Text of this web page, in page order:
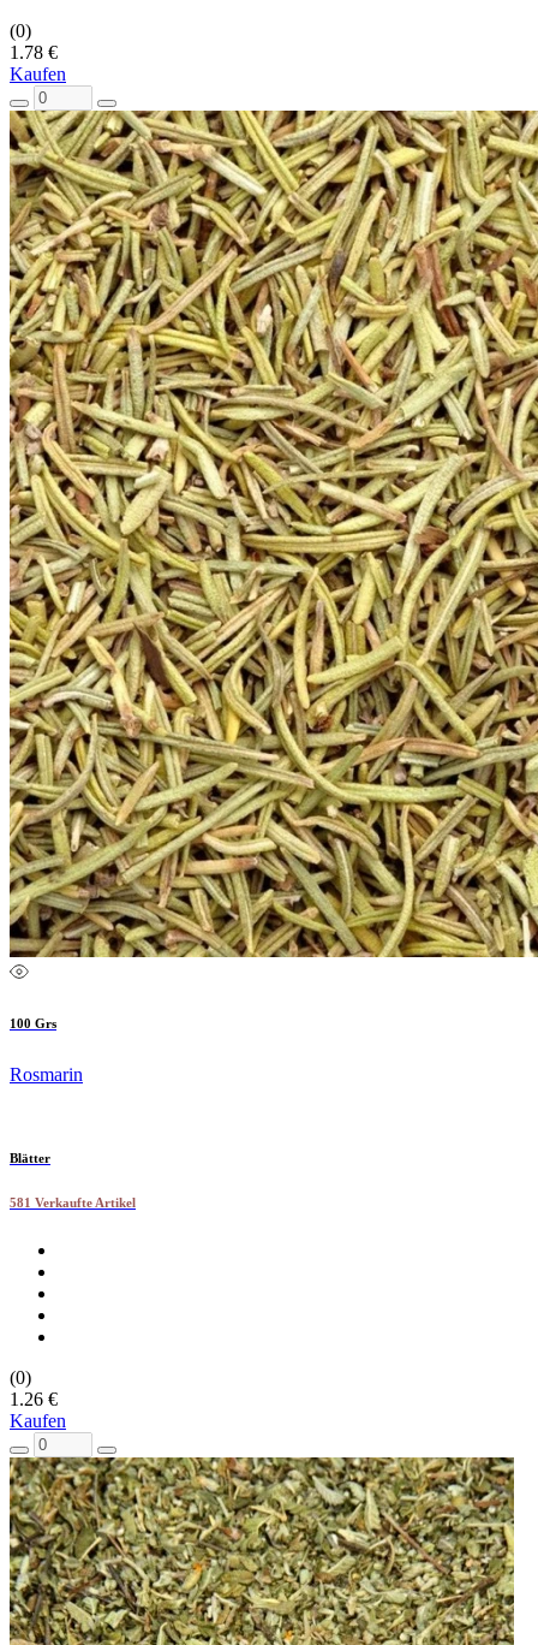
(0)
1.78 €
Kaufen
100 Grs
Rosmarin
Blätter
581 Verkaufte Artikel
(0)
1.26 €
Kaufen